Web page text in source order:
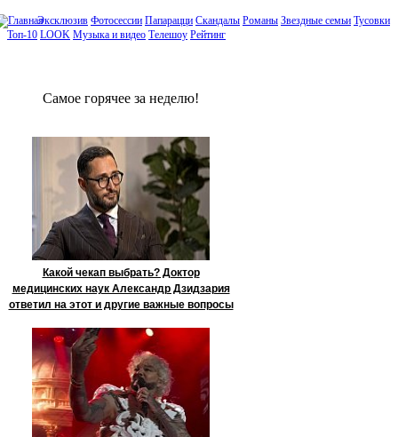
Эксклюзив Фотосессии Папарацци Скандалы Романы Звездные семьи Тусовки
Топ-10 LOOK Музыка и видео Телешоу Рейтинг
Сaмое гoрячее за неделю!
Какой чекап выбрать? Доктор
медицинских наук Александр Дзидзария
ответил на этот и другие важные вопросы